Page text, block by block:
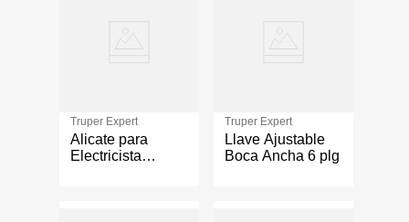
Truper Expert
Alicate para
Electricista
Truper Expert
Llave Ajustable
Boca Ancha 6 plg